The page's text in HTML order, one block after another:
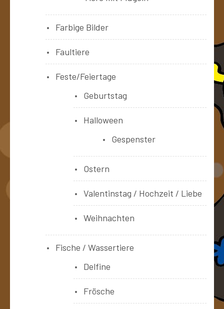
Farbige Bilder
Faultiere
Feste/Feiertage
Geburtstag
Halloween
Gespenster
Ostern
Valentinstag / Hochzeit / Liebe
Weihnachten
Fische / Wassertiere
Delfine
Frösche